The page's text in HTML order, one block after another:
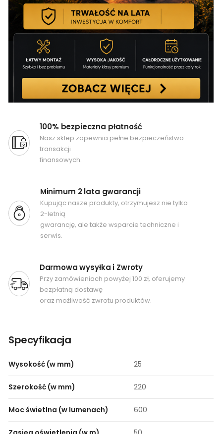
100% bezpieczna płatność
Nasz sklep zapewnia pełne bezpieczeństwo
transakcji
finansowych.
Minimum 2 lata gwarancji
Kupując nasze produkty, otrzymujesz nie tylko
2-letnią
gwarancję, ale także wsparcie techniczne i
serwis.
Darmowa wysyłka i Zwroty
Przy zamówieniach powyżej 100 zł, oferujemy
bezpłatną dostawę
oraz możliwość zwrotu produktów.
Specyfikacja
Wysokość (w mm) 25
Szerokość (w mm) 220
Moc świetlna (w lumenach) 600